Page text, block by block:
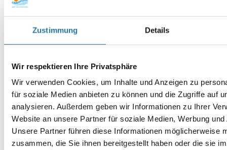
Zustimmung Details
Wir respektieren Ihre Privatsphäre
Wir verwenden Cookies, um Inhalte und Anzeigen zu
für soziale Medien anbieten zu können und die Zugriffe auf
analysieren. Außerdem geben wir Informationen zu Ihrer
Website an unsere Partner für soziale Medien, Werbung
Unsere Partner führen diese Informationen möglicherweise
zusammen, die Sie ihnen bereitgestellt haben oder die sie
E-Mail-Adresse*
Website